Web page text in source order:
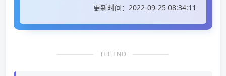
更新时间：2022-09-25 08:34:11
THE END